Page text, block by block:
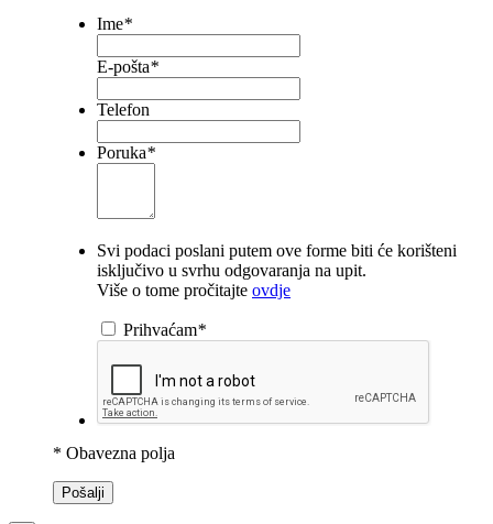
Ime*
E-pošta*
Telefon
Poruka*
Svi podaci poslani putem ove forme biti će korišteni
isključivo u svrhu odgovaranja na upit.
Više o tome pročitajte ovdje
Prihvaćam*
* Obavezna polja
Pošalji